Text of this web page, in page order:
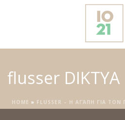
flusser DIKTYA
HOME » FLUSSER – Η ΑΓΆΠΗ ΓΙΑ ΤΟΝ